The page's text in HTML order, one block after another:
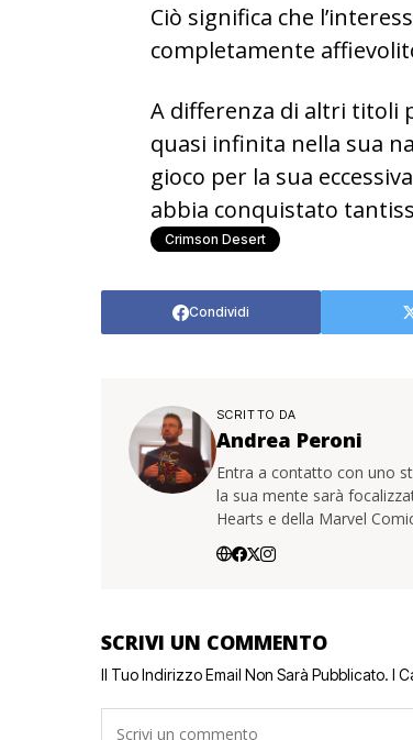
Ciò significa che
completamente
A differenza di altri titoli
quasi infinita nella sua
gioco per la sua
abbia conquistato
Crimson Desert
Condividi
SCRITTO DA
Andrea Peroni
Entra a contatto con uno
la sua mente sarà
Hearts e della Marvel
SCRIVI UN COMMENTO
Il Tuo Indirizzo Email Non Sarà Pubblicato. I